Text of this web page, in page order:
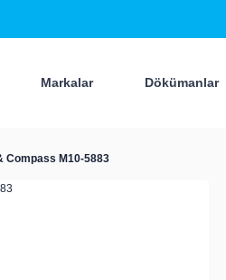
Markalar Dökümanlar
Compass M10-5883